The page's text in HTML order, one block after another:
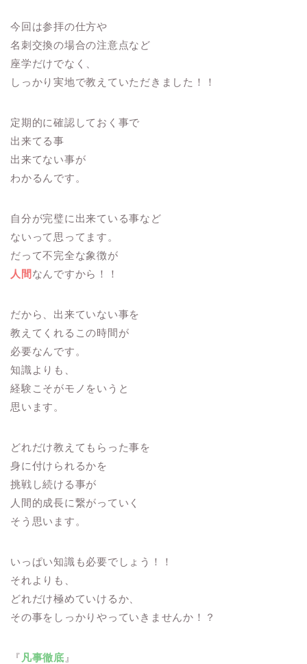
今回は参拝の仕方や
名刺交換の場合の注意点など
座学だけでなく、
しっかり実地で教えていただきました！！
定期的に確認しておく事で
出来てる事
出来てない事が
わかるんです。
自分が完璧に出来ている事など
ないって思ってます。
だって不完全な象徴が
人間 なんですから！！
だから、出来ていない事を
教えてくれるこの時間が
必要なんです。
知識よりも、
経験こそがモノをいうと
思います。
どれだけ教えてもらった事を
身に付けられるかを
挑戦し続ける事が
人間的成長に繋がっていく
そう思います。
いっぱい知識も必要でしょう！！
それよりも、
どれだけ極めていけるか、
その事をしっかりやっていきませんか！？
『 凡事徹底 』